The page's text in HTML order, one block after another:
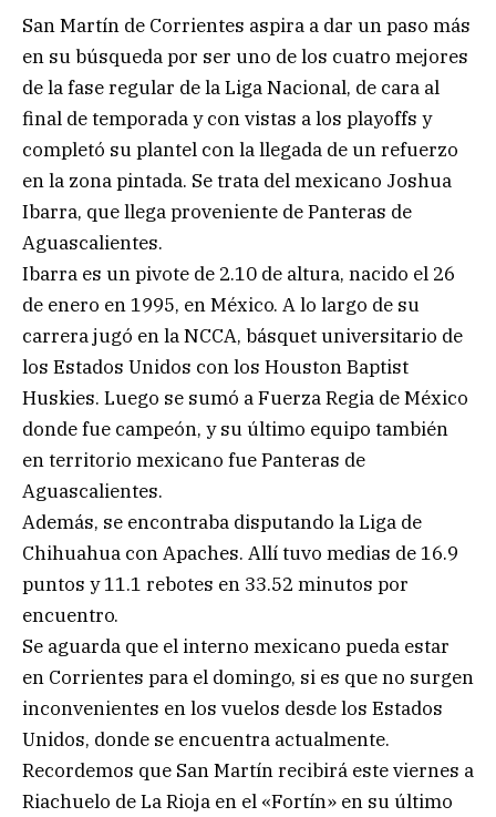
San Martín de Corrientes aspira a dar un paso más
en su búsqueda por ser uno de los cuatro mejores
de la fase regular de la Liga Nacional, de cara al
final de temporada y con vistas a los playoffs y
completó su plantel con la llegada de un refuerzo
en la zona pintada. Se trata del mexicano Joshua
Ibarra, que llega proveniente de Panteras de
Aguascalientes.
Ibarra es un pivote de 2.10 de altura, nacido el 26
de enero en 1995, en México. A lo largo de su
carrera jugó en la NCCA, básquet universitario de
los Estados Unidos con los Houston Baptist
Huskies. Luego se sumó a Fuerza Regia de México
donde fue campeón, y su último equipo también
en territorio mexicano fue Panteras de
Aguascalientes.
Además, se encontraba disputando la Liga de
Chihuahua con Apaches. Allí tuvo medias de 16.9
puntos y 11.1 rebotes en 33.52 minutos por
encuentro.
Se aguarda que el interno mexicano pueda estar
en Corrientes para el domingo, si es que no surgen
inconvenientes en los vuelos desde los Estados
Unidos, donde se encuentra actualmente.
Recordemos que San Martín recibirá este viernes a
Riachuelo de La Rioja en el «Fortín» en su último